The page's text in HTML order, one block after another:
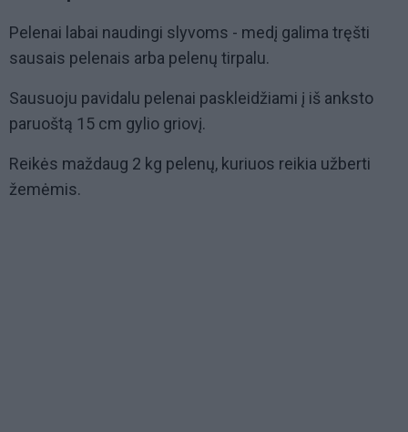
Pelenai labai naudingi slyvoms - medį galima tręšti
sausais pelenais arba pelenų tirpalu.
Sausuoju pavidalu pelenai paskleidžiami į iš anksto
paruoštą 15 cm gylio griovį.
Reikės maždaug 2 kg pelenų, kuriuos reikia užberti
žemėmis.